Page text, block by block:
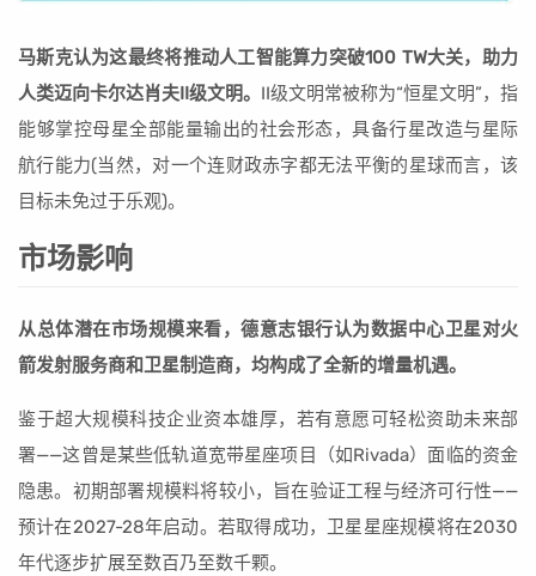
马斯克认为这最终将推动人工智能算力突破100 TW大关，助力
人类迈向卡尔达肖夫II级文明。 II级文明常被称为“恒星文明”，指
能够掌控母星全部能量输出的社会形态，具备行星改造与星际
航行能力(当然，对一个连财政赤字都无法平衡的星球而言，该
目标未免过于乐观)。
市场影响
从总体潜在市场规模来看，德意志银行认为数据中心卫星对火
箭发射服务商和卫星制造商，均构成了全新的增量机遇。
鉴于超大规模科技企业资本雄厚，若有意愿可轻松资助未来部
署——这曾是某些低轨道宽带星座项目（如Rivada）面临的资金
隐患。初期部署规模料将较小，旨在验证工程与经济可行性——
预计在2027-28年启动。若取得成功，卫星星座规模将在2030
年代逐步扩展至数百乃至数千颗。